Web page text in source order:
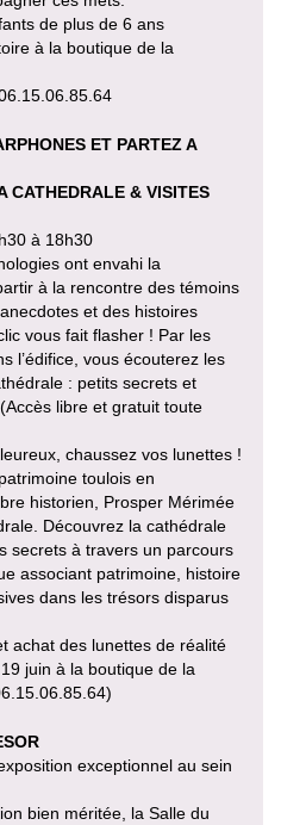
de plus de 6 ans
à la boutique de la
ET PARTEZ A
CATHEDRALE & VISITES
à 18h30
ont envahi la
à la rencontre des témoins
et des histoires
vous fait flasher ! Par les
l’édifice, vous écouterez les
: petits secrets et
libre et gratuit toute
chaussez vos lunettes !
toulois en
historien, Prosper Mérimée
Découvrez la cathédrale
secrets à travers un parcours
associant patrimoine, histoire
dans les trésors disparus
achat des lunettes de réalité
juin à la boutique de la
exceptionnel au sein
bien méritée, la Salle du